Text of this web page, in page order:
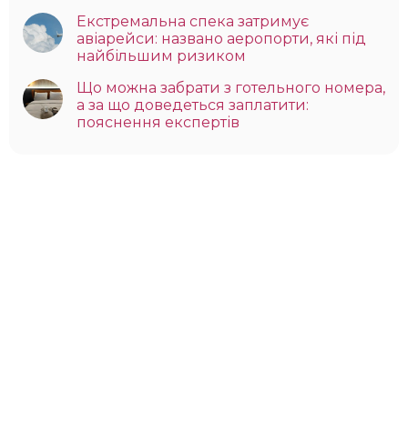
Екстремальна спека затримує
авіарейси: названо аеропорти, які під
найбільшим ризиком
Що можна забрати з готельного номера,
а за що доведеться заплатити:
пояснення експертів